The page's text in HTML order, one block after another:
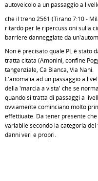
autoveicolo a un passaggio a
che il treno 2561 (Tirano 7:10 -
ritardo per le ripercussioni sulla
barriere danneggiate da
Non è precisato quale PL è stato
tratta citata (Amonini, confine
tangenziale, Cà Bianca, Via Nani.
L'anomalia ad un passaggio a
della 'marcia a vista' che se
quando si tratta di passaggi a
ovviamente cominciano molto
effettiuate. Da tener presente
variabile secondo la categoria
danni veri e propri.